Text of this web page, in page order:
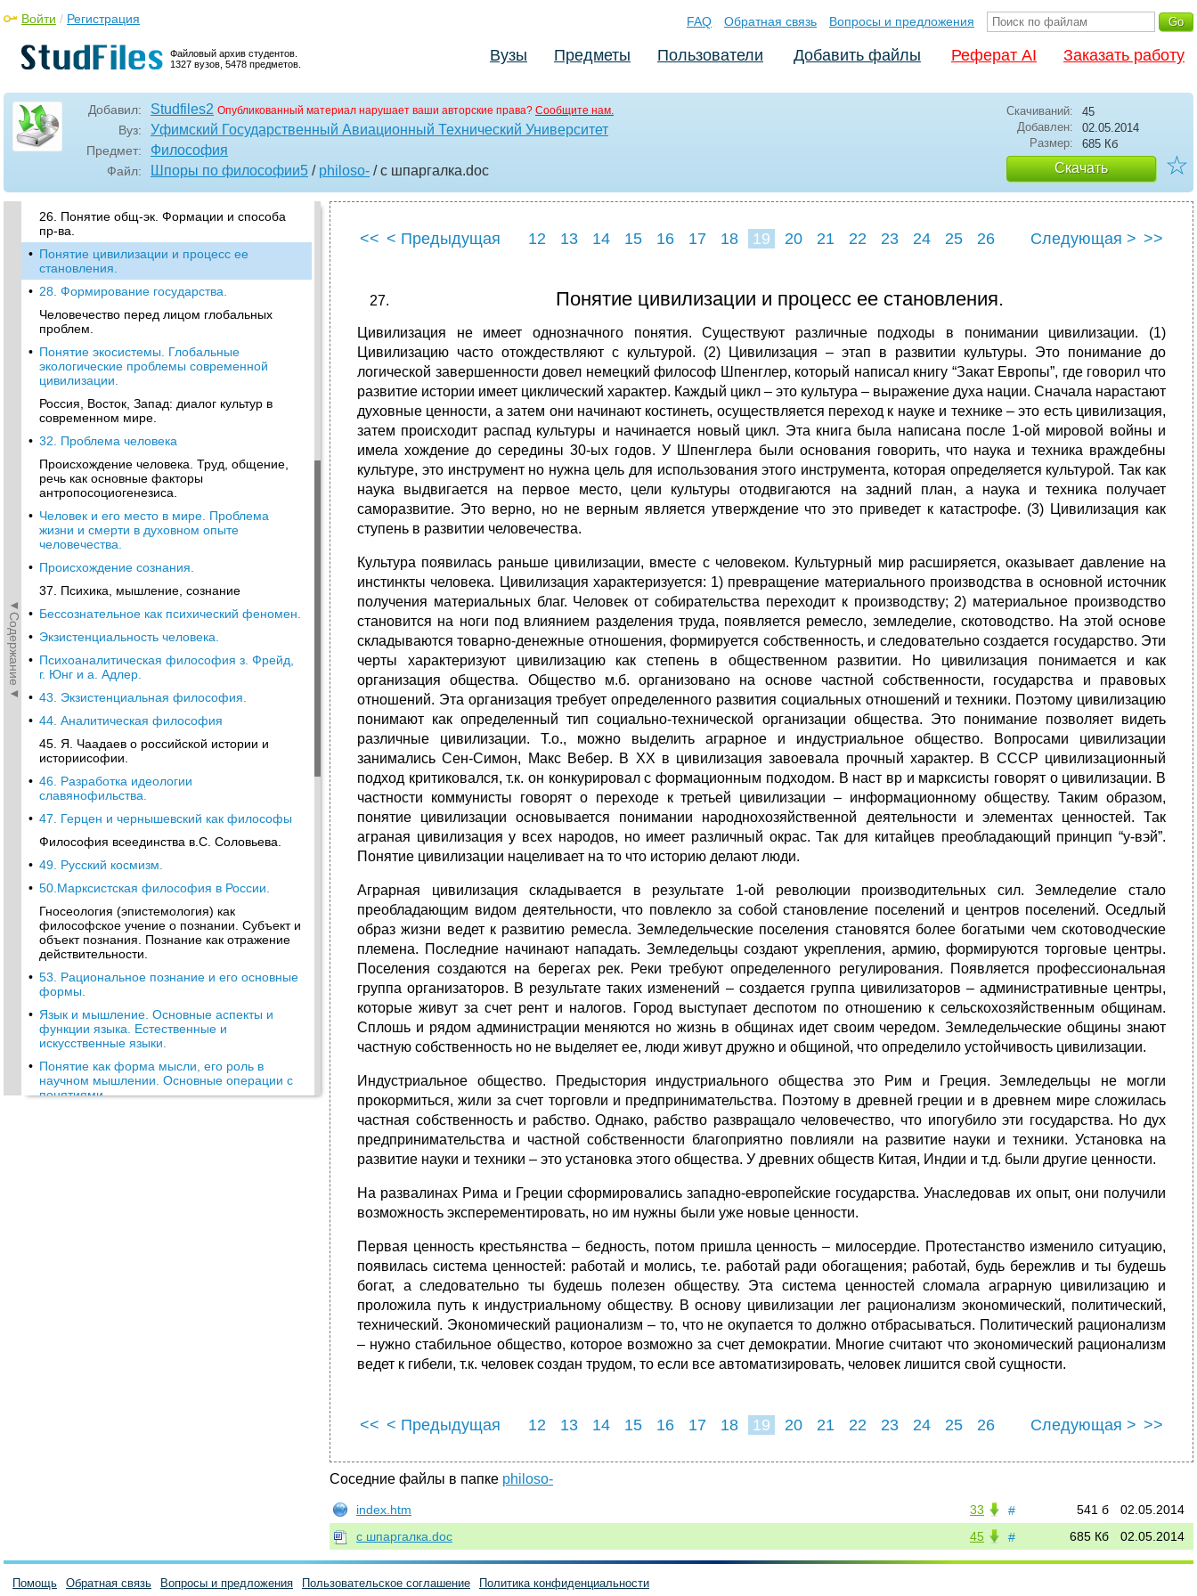
Файловый архив студентов.
1327 вузов, 5478 предметов.
Войти / Регистрация FAQ Обратная связь Вопросы и предложения
Вузы Предметы Пользователи Добавить файлы Реферат AI Заказать работу
Добавил: Studfiles2 Опубликованный материал нарушает ваши авторские права? Сообщите нам.
Вуз: Уфимский Государственный Авиационный Технический Университет
Предмет: Философия
Файл: Шпоры по философии5 / philoso- / с шпаргалка.doc
Скачиваний:
45
Добавлен:
02.05.2014
Размер:
685 Кб
Скачать ☆
◄Содержание◄
• 21.Предмет социальной философии.
Понятие общества.
• 22. Индивид, личность, индивидуальность.
обществе.
•
23. Обществ. Отношения и соц. Институты.
24. Социальные общности.
Натуралистические представления в
социальной философии и геополитические
доктрины.
26. Понятие общ-эк. Формации и способа
пр-ва.
• Понятие цивилизации и процесс ее
становления.
• 28. Формирование государства.
Человечество перед лицом глобальных
проблем.
• Понятие экосистемы. Глобальные
экологические проблемы современной
цивилизации.
Россия, Восток, Запад: диалог культур в
современном мире.
• 32. Проблема человека
Происхождение человека. Труд, общение,
речь как основные факторы
антропосоциогенезиса.
• Человек и его место в мире. Проблема
жизни и смерти в духовном опыте
человечества.
• Происхождение сознания.
37. Психика, мышление, сознание
• Бессознательное как психический феномен.
• Экзистенциальность человека.
• Психоаналитическая философия з. Фрейд,
г. Юнг и а. Адлер.
• 43. Экзистенциальная философия.
• 44. Аналитическая философия
45. Я. Чаадаев о российской истории и
историисофии.
• 46. Разработка идеологии
славянофильства.
• 47. Герцен и чернышевский как философы
Философия всеединства в.С. Соловьева.
• 49. Русский космизм.
• 50.Марксистская философия в России.
Гносеология (эпистемология) как
философское учение о познании. Субъект и
объект познания. Познание как отражение
действительности.
• 53. Рациональное познание и его основные
формы.
• Язык и мышление. Основные аспекты и
функции языка. Естественные и
искусственные языки.
• Понятие как форма мысли, его роль в
научном мышлении. Основные операции с
понятиями.
научном мышлении. Виды и правила
<< < Предыдущая 12 13 14 15 16 17 18 19 20 21 22 23 24 25
26
Следующая > >>
Понятие цивилизации и процесс ее становления.
Цивилизация не имеет однозначного понятия. Существуют различные подходы в понимании цивилизации. (1)
Цивилизацию часто отождествляют с культурой. (2) Цивилизация – этап в развитии культуры. Это понимание до
логической завершенности довел немецкий философ Шпенглер, который написал книгу “Закат Европы”, где говорил что
развитие истории имеет циклический характер. Каждый цикл – это культура – выражение духа нации. Сначала нарастают
духовные ценности, а затем они начинают костинеть, осуществляется переход к науке и технике – это есть цивилизация,
затем происходит распад культуры и начинается новый цикл. Эта книга была написана после 1-ой мировой войны и
имела хождение до середины 30-ых годов. У Шпенглера были основания говорить, что наука и техника враждебны
культуре, это инструмент но нужна цель для использования этого инструмента, которая определяется культурой. Так как
наука выдвигается на первое место, цели культуры отодвигаются на задний план, а наука и техника получает
саморазвитие. Это верно, но не верным является утверждение что это приведет к катастрофе. (3) Цивилизация как
ступень в развитии человечества.
Культура появилась раньше цивилизации, вместе с человеком. Культурный мир расширяется, оказывает давление на
инстинкты человека. Цивилизация характеризуется: 1) превращение материального производства в основной источник
получения материальных благ. Человек от собирательства переходит к производству; 2) материальное производство
становится на ноги под влиянием разделения труда, появляется ремесло, земледелие, скотоводство. На этой основе
складываются товарно-денежные отношения, формируется собственность, и следовательно создается государство. Эти
черты характеризуют цивилизацию как степень в общественном развитии. Но цивилизация понимается и как
организация общества. Общество м.б. организовано на основе частной собственности, государства и правовых
отношений. Эта организация требует определенного развития социальных отношений и техники. Поэтому цивилизацию
понимают как определенный тип социально-технической организации общества. Это понимание позволяет видеть
различные цивилизации. Т.о., можно выделить аграрное и индустриальное общество. Вопросами цивилизации
занимались Сен-Симон, Макс Вебер. В ХХ в цивилизация завоевала прочный характер. В СССР цивилизационный
подход критиковался, т.к. он конкурировал с формационным подходом. В наст вр и марксисты говорят о цивилизации. В
частности коммунисты говорят о переходе к третьей цивилизации – информационному обществу. Таким образом,
понятие цивилизации основывается понимании народнохозяйственной деятельности и элементах ценностей. Так
аграная цивилизация у всех народов, но имеет различный окрас. Так для китайцев преобладающий принцип “у-вэй”.
Понятие цивилизации нацеливает на то что историю делают люди.
Аграрная цивилизация складывается в результате 1-ой революции производительных сил. Земледелие стало
преобладающим видом деятельности, что повлекло за собой становление поселений и центров поселений. Оседлый
образ жизни ведет к развитию ремесла. Земледельческие поселения становятся более богатыми чем скотоводческие
племена. Последние начинают нападать. Земледельцы создают укрепления, армию, формируются торговые центры.
Поселения создаются на берегах рек. Реки требуют определенного регулирования. Появляется профессиональная
группа организаторов. В результате таких изменений – создается группа цивилизаторов – административные центры,
которые живут за счет рент и налогов. Город выступает деспотом по отношению к сельскохозяйственным общинам.
Сплошь и рядом администрации меняются но жизнь в общинах идет своим чередом. Земледельческие общины знают
частную собственность но не выделяет ее, люди живут дружно и общиной, что определило устойчивость цивилизации.
Индустриальное общество. Предыстория индустриального общества это Рим и Греция. Земледельцы не могли
прокормиться, жили за счет торговли и предпринимательства. Поэтому в древней греции и в древнем мире сложилась
частная собственность и рабство. Однако, рабство развращало человечество, что ипогубило эти государства. Но дух
предпринимательства и частной собственности благоприятно повлияли на развитие науки и техники. Установка на
развитие науки и техники – это установка этого общества. У древних обществ Китая, Индии и т.д. были другие ценности.
На развалинах Рима и Греции сформировались западно-европейские государства. Унаследовав их опыт, они получили
возможность эксперементировать, но им нужны были уже новые ценности.
Первая ценность крестьянства – бедность, потом пришла ценность – милосердие. Протестанство изменило ситуацию,
появилась система ценностей: работай и молись, т.е. работай ради обогащения; работай, будь бережлив и ты будешь
богат, а следовательно ты будешь полезен обществу. Эта система ценностей сломала аграрную цивилизацию и
проложила путь к индустриальному обществу. В основу цивилизации лег рационализм экономический, политический,
технический. Экономический рационализм – то, что не окупается то должно отбрасываться. Политический рационализм
– нужно стабильное общество, которое возможно за счет демократии. Многие считают что экономический рационализм
ведет к гибели, т.к. человек создан трудом, то если все автоматизировать, человек лишится свой сущности.
<< < Предыдущая 12 13 14 15 16 17 18 19 20 21 22 23 24 25
26
Следующая > >>
Соседние файлы в папке philoso-
# 02.05.2014
541 б
33
index.htm
#
02.05.2014
685 Кб
45
с шпаргалка.doc
Помощь Обратная связь Вопросы и предложения Пользовательское соглашение Политика конфиденциальности